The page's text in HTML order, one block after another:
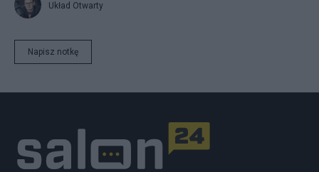
Układ Otwarty
Napisz notkę